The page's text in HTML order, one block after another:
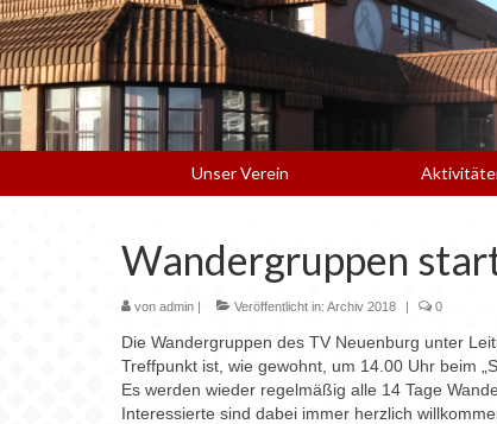
Unser Verein
Wandergruppen
von admin | Veröffentlicht in: Archiv 2018 | 0
Die Wandergruppen des TV Neuenburg unter
Treffpunkt ist, wie gewohnt, um 14.00 Uhr beim
Es werden wieder regelmäßig alle 14 Tage
Interessierte sind dabei immer herzlich